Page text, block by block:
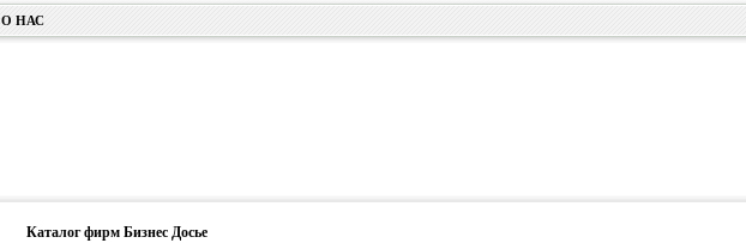
О НАС
Каталог фирм Бизнес Досье